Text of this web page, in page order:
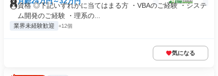
資格 ◎下記いずれかに当てはまる方 ・VBAのご経験 ・システ
ム開発のご経験 ・理系の...
業界未経験歓迎 +12個
気になる